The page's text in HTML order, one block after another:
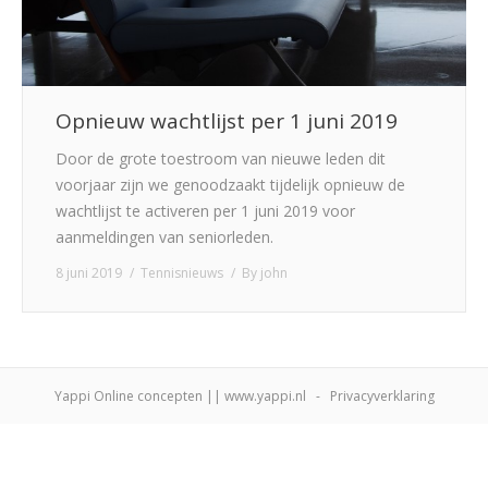
Opnieuw wachtlijst per 1 juni 2019
Door de grote toestroom van nieuwe leden dit
voorjaar zijn we genoodzaakt tijdelijk opnieuw de
wachtlijst te activeren per 1 juni 2019 voor
aanmeldingen van seniorleden.
8 juni 2019 Tennisnieuws By john
Yappi Online concepten || www.yappi.nl - Privacyverklaring